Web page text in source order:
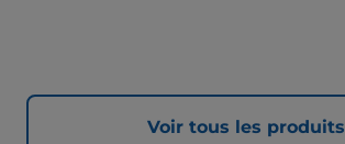
Voir tous les produits